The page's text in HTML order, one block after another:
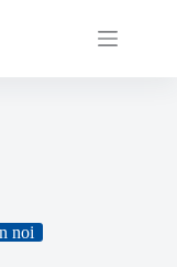
noi